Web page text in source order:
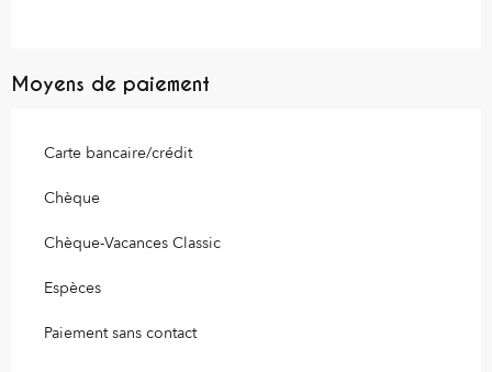
Moyens de paiement
Carte bancaire/crédit
Chèque
Chèque-Vacances Classic
Espèces
Paiement sans contact